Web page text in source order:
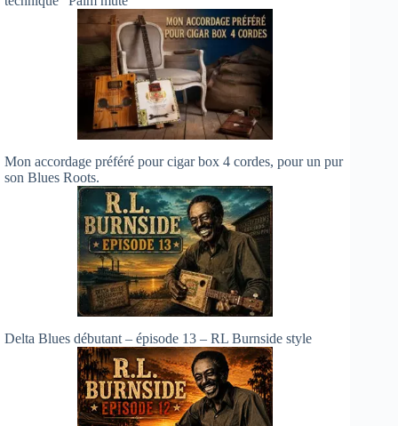
Mon accordage préféré pour cigar box 4 cordes, pour un pur
son Blues Roots.
Delta Blues débutant – épisode 13 – RL Burnside style